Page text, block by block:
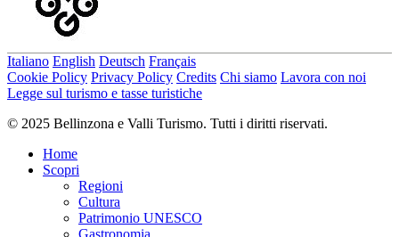
Consiglio dell'autore
Durante il vostro tour prendete con voi, per sicurezza, una copia
stampata della nostra mappa web.
Autore
Bellinzona e Valli Turismo
Responsabile del contenuto
Bellinzona e Valli Turismo
Italiano English Deutsch Français
Cookie Policy Privacy Policy Credits Chi siamo Lavora con noi
Legge sul turismo e tasse turistiche
© 2025 Bellinzona e Valli Turismo. Tutti i diritti riservati.
Home
Scopri
Regioni
Cultura
Patrimonio UNESCO
Gastronomia